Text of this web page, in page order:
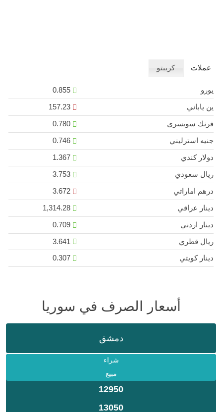
عملات كريبتو
يورو
0.855
ين ياباني
157.23
فرنك سويسري
0.780
جنيه استرليني
0.746
دولار كندي
1.367
ريال سعودي
3.753
درهم اماراتي
3.672
دينار عراقي
1,314.28
دينار اردني
0.709
ريال قطري
دينار كويتي
0.307
أسعار الصرف في سوريا
دمشق
شراء
مبيع
12950
13050